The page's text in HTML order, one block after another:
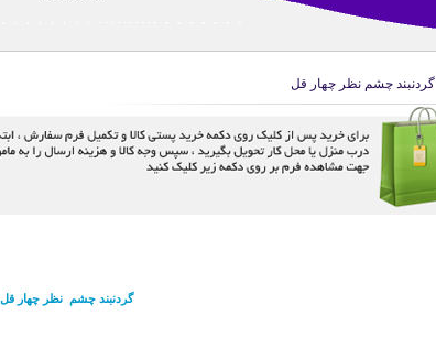
گردنبند چشم نظر چهار قل
گردنبند چشم نظر چهار قل